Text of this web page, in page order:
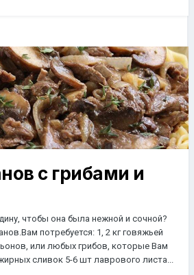
с грибами и
чтобы она была нежной и сочной?
потребуется: 1, 2 кг говяжьей
или любых грибов, которые Вам
сливок 5-6 шт лаврового листа...